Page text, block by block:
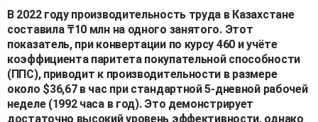
В 2022 году производительность труда в Казахстане
составила ₸10 млн на одного занятого. Этот
показатель, при конвертации по курсу 460 и учёте
коэффициента паритета покупательной способности
(ППС), приводит к производительности в размере
около $36,67 в час при стандартной 5-дневной рабочей
неделе (1992 часа в год). Это демонстрирует
достаточно высокий уровень эффективности, однако